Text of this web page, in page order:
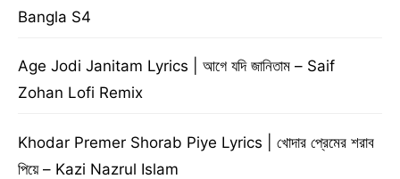
Bangla S4
Age Jodi Janitam Lyrics | আগে যদি জানিতাম – Saif
Zohan Lofi Remix
Khodar Premer Shorab Piye Lyrics | খোদার প্রেমের শরাব
পিয়ে – Kazi Nazrul Islam